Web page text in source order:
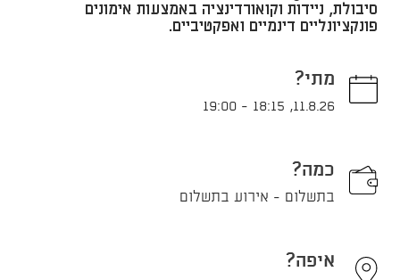
סיבולת, ניידות וקואורדינציה באמצעות אימונים
פונקציונליים דינמיים ואפקטיביים.
מתי?
11.8.26
,
18:15
-
19:00
כמה?
בתשלום - אירוע בתשלום
איפה?